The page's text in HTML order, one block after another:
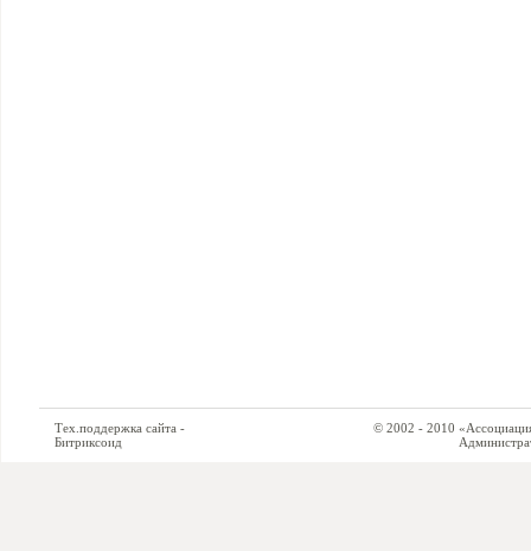
Тех.поддержка сайта -
Битриксоид
© 2002 - 2010 «Ассоциация